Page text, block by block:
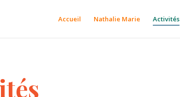
Accueil Nathalie Marie Activités